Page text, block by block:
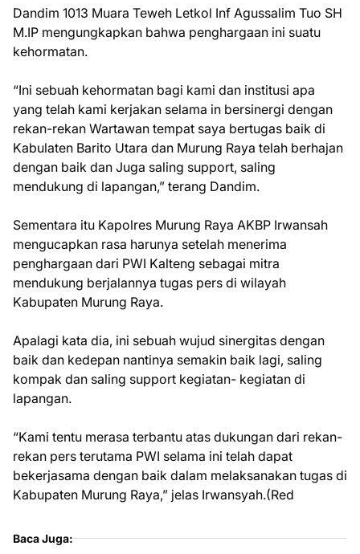
Dandim 1013 Muara Teweh Letkol Inf Agussalim Tuo SH
M.IP mengungkapkan bahwa penghargaan ini suatu
kehormatan.
“Ini sebuah kehormatan bagi kami dan institusi apa
yang telah kami kerjakan selama in bersinergi dengan
rekan-rekan Wartawan tempat saya bertugas baik di
Kabulaten Barito Utara dan Murung Raya telah berhajan
dengan baik dan Juga saling support, saling
mendukung di lapangan,” terang Dandim.
Sementara itu Kapolres Murung Raya AKBP Irwansah
mengucapkan rasa harunya setelah menerima
penghargaan dari PWI Kalteng sebagai mitra
mendukung berjalannya tugas pers di wilayah
Kabupaten Murung Raya.
Apalagi kata dia, ini sebuah wujud sinergitas dengan
baik dan kedepan nantinya semakin baik lagi, saling
kompak dan saling support kegiatan- kegiatan di
lapangan.
“Kami tentu merasa terbantu atas dukungan dari rekan-
rekan pers terutama PWI selama ini telah dapat
bekerjasama dengan baik dalam melaksanakan tugas di
Kabupaten Murung Raya,” jelas Irwansyah.(Red
Baca Juga: